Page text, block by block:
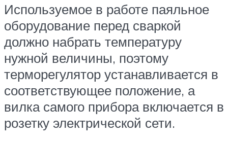
Используемое в работе паяльное
оборудование перед сваркой
должно набрать температуру
нужной величины, поэтому
терморегулятор устанавливается в
соответствующее положение, а
вилка самого прибора включается в
розетку электрической сети.